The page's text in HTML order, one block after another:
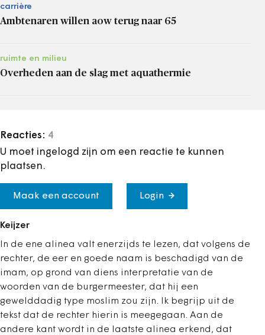
carrière
Ambtenaren willen aow terug naar 65
ruimte en milieu
Overheden aan de slag met aquathermie
Reacties: 4
U moet ingelogd zijn om een reactie te kunnen
plaatsen.
Maak een account Login
Keijzer
In de ene alinea valt enerzijds te lezen, dat volgens de
rechter, de eer en goede naam is beschadigd van de
imam, op grond van diens interpretatie van de
woorden van de burgermeester, dat hij een
gewelddadig type moslim zou zijn. Ik begrijp uit de
tekst dat de rechter hierin is meegegaan. Aan de
andere kant wordt in de laatste alinea erkend, dat